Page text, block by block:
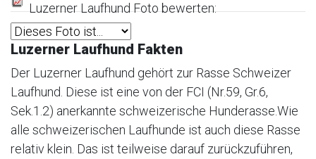
Luzerner Laufhund Foto bewerten:
Luzerner Laufhund Fakten
Der Luzerner Laufhund gehört zur Rasse Schweizer
Laufhund. Diese ist eine von der FCI (Nr.59, Gr.6,
Sek.1.2) anerkannte schweizerische Hunderasse.Wie
alle schweizerischen Laufhunde ist auch diese Rasse
relativ klein. Das ist teilweise darauf zurückzuführen,